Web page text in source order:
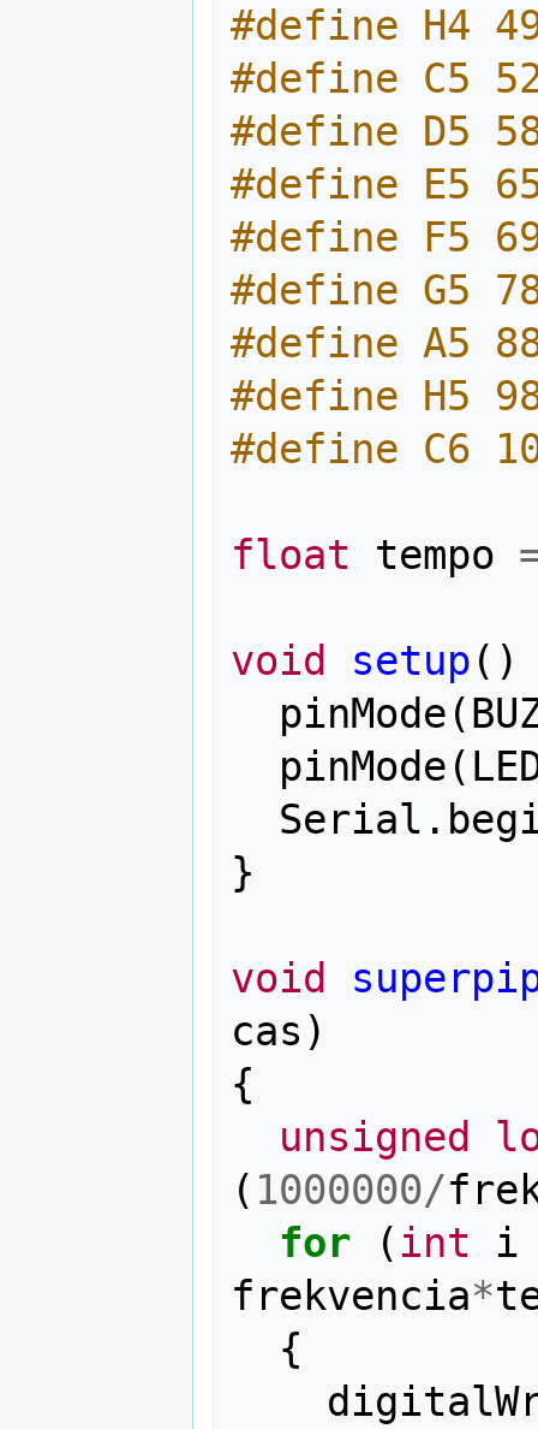
#define H4
#define C5
#define D5
#define E5
#define F5
#define G5
#define A5
#define H5
#define C6
float tempo
void setup ()
pinMode (
pinMode (
Serial .
}
void
cas )
{
unsigned
( 1000000/
for
( int
i
frekvencia*
{